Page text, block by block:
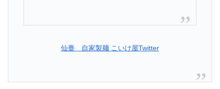
仙臺 自家製麺 こいけ屋Twitter